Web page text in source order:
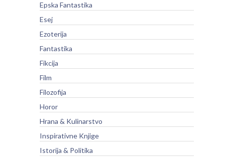
Epska Fantastika
Esej
Ezoterija
Fantastika
Fikcija
Film
Filozofija
Horor
Hrana & Kulinarstvo
Inspirativne Knjige
Istorija & Politika